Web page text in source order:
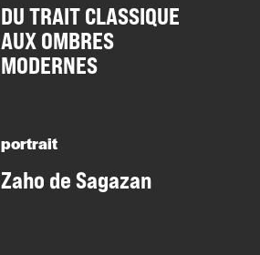
DU TRAIT CLASSIQUE
AUX OMBRES
MODERNES
portrait
Zaho de Sagazan